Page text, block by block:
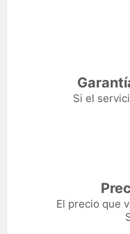
Si el
El precio que